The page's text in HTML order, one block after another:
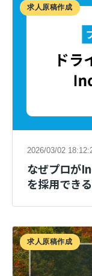
求人原稿作成
2026/03/02
なぜプロが
を採用でき
求人原稿作成